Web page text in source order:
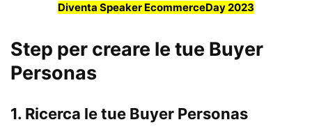
Diventa Speaker EcommerceDay 2023
Step per creare le tue Buyer
Personas
1. Ricerca le tue Buyer Personas